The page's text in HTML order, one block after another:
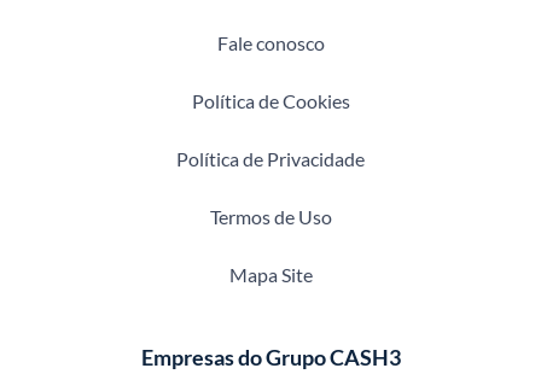
Fale conosco
Política de Cookies
Política de Privacidade
Termos de Uso
Mapa Site
Empresas do Grupo CASH3